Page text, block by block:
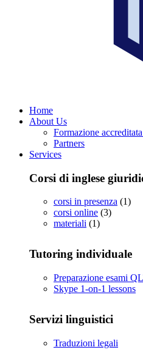
Home
About Us
Formazione
Partners
Services
Corsi di inglese
corsi in presenza (1)
corsi online (3)
materiali (1)
Tutoring individuale
Preparazione esami
Skype 1-on-1 lessons
Servizi linguistici
Traduzioni legali